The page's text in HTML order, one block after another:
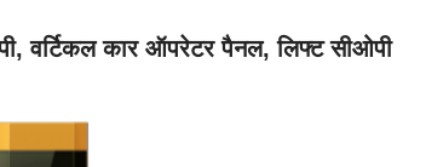
वर्टिकल कार ऑपरेटर पैनल, लिफ्ट सीओपी